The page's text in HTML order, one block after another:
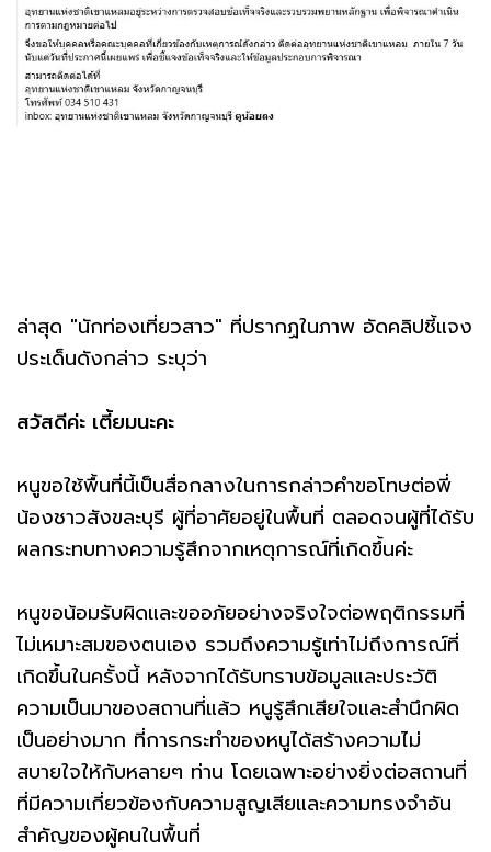
ล่าสุด "นักท่องเที่ยวสาว" ที่ปรากฏในภาพ อัดคลิปชี้แจง
ประเด็นดังกล่าว ระบุว่า
สวัสดีค่ะ เตี้ยมนะคะ
หนูขอใช้พื้นที่นี้เป็นสื่อกลางในการกล่าวคำขอโทษต่อพี่
น้องชาวสังขละบุรี ผู้ที่อาศัยอยู่ในพื้นที่ ตลอดจนผู้ที่ได้รับ
ผลกระทบทางความรู้สึกจากเหตุการณ์ที่เกิดขึ้นค่ะ
หนูขอน้อมรับผิดและขออภัยอย่างจริงใจต่อพฤติกรรมที่
ไม่เหมาะสมของตนเอง รวมถึงความรู้เท่าไม่ถึงการณ์ที่
เกิดขึ้นในครั้งนี้ หลังจากได้รับทราบข้อมูลและประวัติ
ความเป็นมาของสถานที่แล้ว หนูรู้สึกเสียใจและสำนึกผิด
เป็นอย่างมาก ที่การกระทำของหนูได้สร้างความไม่
สบายใจให้กับหลายๆ ท่าน โดยเฉพาะอย่างยิ่งต่อสถานที่
ที่มีความเกี่ยวข้องกับความสูญเสียและความทรงจำอัน
สำคัญของผู้คนในพื้นที่